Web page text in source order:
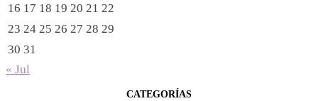
16 17 18 19 20 21 22
23 24 25 26 27 28 29
30 31
« Jul
CATEGORÍAS